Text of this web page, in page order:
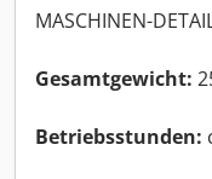
MASCHINEN-
Gesamtgewicht:
Betriebsstunden: